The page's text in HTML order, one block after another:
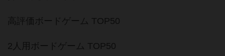
高評価ボードゲーム TOP50
2人用ボードゲーム TOP50